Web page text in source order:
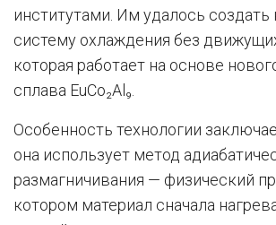
институтами. Им удалось
систему охлаждения без
которая работает на основе
сплава EuCo₂Al₉.
Особенность технологии
она использует метод
размагничивания — физический
котором материал сначала